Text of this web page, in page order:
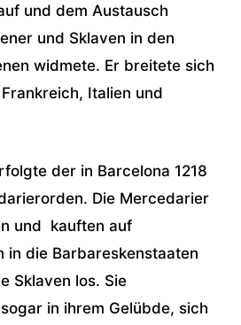
und dem Austausch
und Sklaven in den
widmete. Er breitete sich
Italien und
der in Barcelona 1218
Die Mercedarier
und kauften auf
in die Barbareskenstaaten
Sklaven los. Sie
in ihrem Gelübde, sich